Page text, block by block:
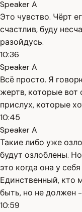
Speaker A
Это чувство. Чёрт
счастлив, буду
разойдусь.
10:36
Speaker A
Всё просто. Я
жертв, которые
прислух, которые
10:45
Speaker A
Такие либо уже
будут озлоблены.
это когда она у
Единственный, кто
быть, но не должен
10:59